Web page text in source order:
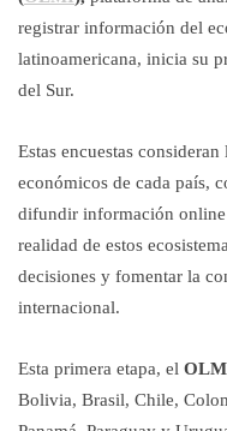
registrar información del
latinoamericana, inicia su
del Sur.
Estas encuestas
económicos de cada país,
difundir información
realidad de estos
decisiones y fomentar la
internacional.
Esta primera etapa, el
Bolivia, Brasil, Chile,